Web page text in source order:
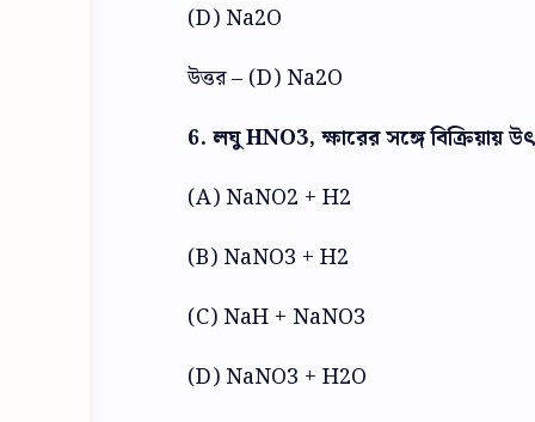
(D) Na2O
উত্তর – (D) Na2O
6. লঘু HNO3, ক্ষারের সঙ্গে বিক্রিয়ায়
(A) NaNO2 + H2
(B) NaNO3 + H2
(C) NaH + NaNO3
(D) NaNO3 + H2O